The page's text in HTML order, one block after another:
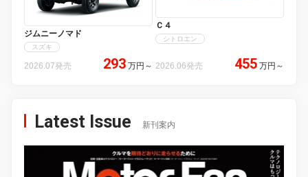
ジムニーノマド
スズキ
2026.07発売 293 万円 ～
Ｃ４
シトロエン
2026.06発売 455 万円 ～
Latest Issue 新刊案内